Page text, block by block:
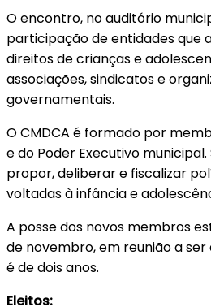
O encontro, no auditório
participação de entidades que
direitos de crianças e
associações, sindicatos e
governamentais.
O CMDCA é formado por
e do Poder Executivo
propor, deliberar e fiscalizar
voltadas à infância e
A posse dos novos membros
de novembro, em reunião a
é de dois anos.
Eleitos: